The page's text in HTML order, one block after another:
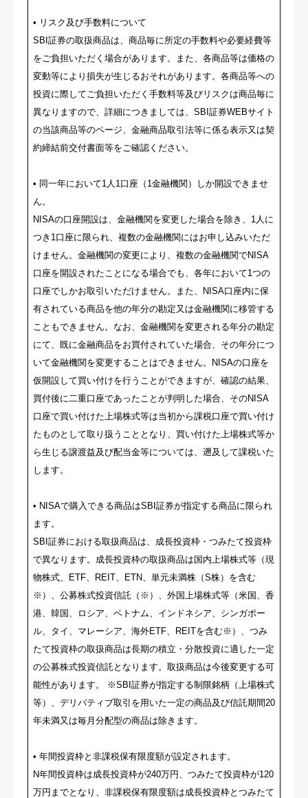
• リスク及び手数料について
SBI証券の取扱商品は、商品毎に所定の手数料や必要経費等
をご負担いただく場合があります。また、各商品等は価格の
変動等により損失が生じるおそれがあります。各商品等への
投資に際してご負担いただく手数料等及びリスクは商品毎に
異なりますので、詳細につきましては、SBI証券WEBサイト
の当該商品等のページ、金融商品取引法等に係る表示又は契
約締結前交付書面等をご確認ください。
• 同一年において1人1口座（1金融機関）しか開設できませ
ん。
NISAの口座開設は、金融機関を変更した場合を除き、1人に
つき1口座に限られ、複数の金融機関にはお申し込みいただ
けません。金融機関の変更により、複数の金融機関でNISA
口座を開設されたことになる場合でも、各年において1つの
口座でしかお取引いただけません。また、NISA口座内に保
有されている商品を他の年分の勘定又は金融機関に移管する
こともできません。なお、金融機関を変更される年分の勘定
にて、既に金融商品をお買付されていた場合、その年分につ
いて金融機関を変更することはできません。NISAの口座を
仮開設して買い付けを行うことができますが、確認の結果、
買付後に二重口座であったことが判明した場合、そのNISA
口座で買い付けた上場株式等は当初から課税口座で買い付け
たものとして取り扱うこととなり、買い付けた上場株式等か
ら生じる譲渡益及び配当金等については、遡及して課税いた
します。
• NISAで購入できる商品はSBI証券が指定する商品に限られ
ます。
SBI証券における取扱商品は、成長投資枠・つみたて投資枠
で異なります。成長投資枠の取扱商品は国内上場株式等（現
物株式、ETF、REIT、ETN、単元未満株（S株）を含む
※）、公募株式投資信託（※）、外国上場株式等（米国、香
港、韓国、ロシア、ベトナム、インドネシア、シンガポー
ル、タイ、マレーシア、海外ETF、REITを含む※）、つみ
たて投資枠の取扱商品は長期の積立・分散投資に適した一定
の公募株式投資信託となります。取扱商品は今後変更する可
能性があります。 ※SBI証券が指定する制限銘柄（上場株式
等）、デリバティブ取引を用いた一定の商品及び信託期間20
年未満又は毎月分配型の商品は除きます。
• 年間投資枠と非課税保有限度額が設定されます。
N年間投資枠は成長投資枠が240万円、つみたて投資枠が120
万円までとなり、非課税保有限度額は成長投資枠とつみたて